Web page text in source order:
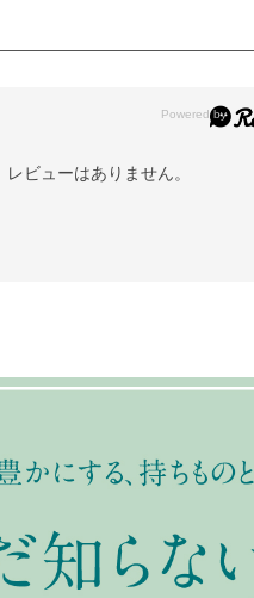
レビューはありません。